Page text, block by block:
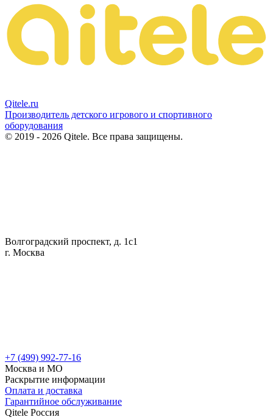
Qitele.ru
Производитель детского игрового и спортивного
оборудования
© 2019 - 2026 Qitele. Все права защищены.
Волгоградский проспект, д. 1с1
г. Москва
+7 (499) 992-77-16
Москва и МО
Раскрытие информации
Оплата и доставка
Гарантийное обслуживание
Qitele Россия